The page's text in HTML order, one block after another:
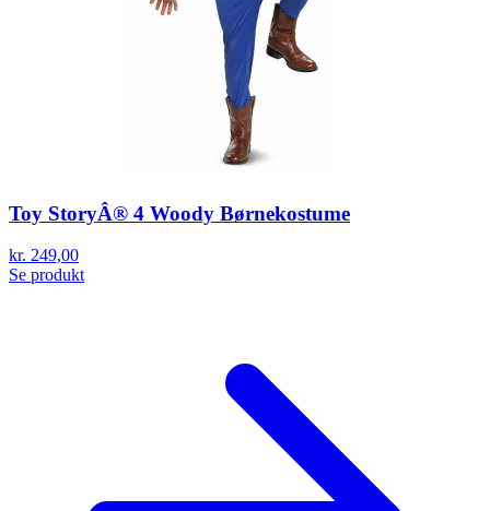
Toy StoryÂ® 4 Woody Børnekostume
kr. 249,00
Se produkt